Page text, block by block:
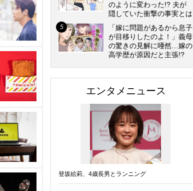
のように変わった!? 夫が
隠していた衝撃の事実とは
「嫁に問題があるから息子
が目移りしたのよ！」義母
の驚きの見解に唖然…嫁の
高学歴が原因だと主張!?
エンタメニュース
登坂絵莉、4歳長男とランニング